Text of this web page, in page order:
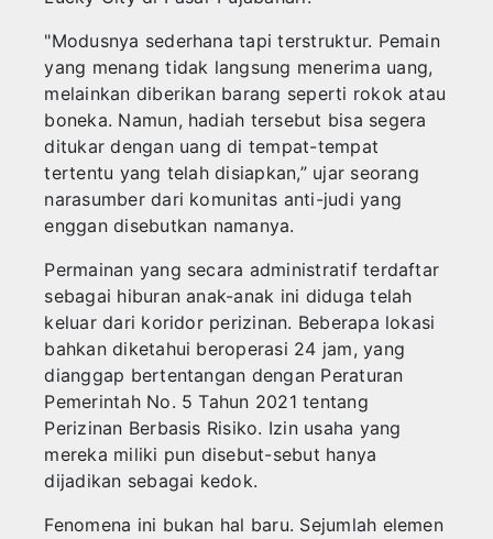
"Modusnya sederhana tapi terstruktur. Pemain
yang menang tidak langsung menerima uang,
melainkan diberikan barang seperti rokok atau
boneka. Namun, hadiah tersebut bisa segera
ditukar dengan uang di tempat-tempat
tertentu yang telah disiapkan,” ujar seorang
narasumber dari komunitas anti-judi yang
enggan disebutkan namanya.
Permainan yang secara administratif terdaftar
sebagai hiburan anak-anak ini diduga telah
keluar dari koridor perizinan. Beberapa lokasi
bahkan diketahui beroperasi 24 jam, yang
dianggap bertentangan dengan Peraturan
Pemerintah No. 5 Tahun 2021 tentang
Perizinan Berbasis Risiko. Izin usaha yang
mereka miliki pun disebut-sebut hanya
dijadikan sebagai kedok.
Fenomena ini bukan hal baru. Sejumlah elemen